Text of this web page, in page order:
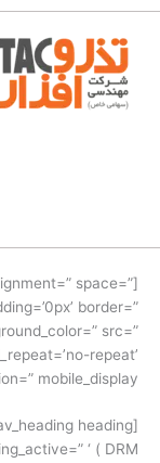
رفتن
راهکارهای تذروافزار در
خدمات و پشتیبانی
دعوت به همکاری
space=”
border=”
src=”
repeat’
mobile_display=”]